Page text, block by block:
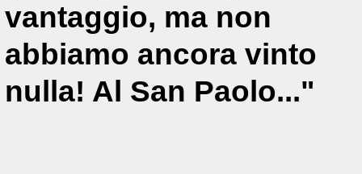
vantaggio, ma non
abbiamo ancora vinto
nulla! Al San Paolo..."